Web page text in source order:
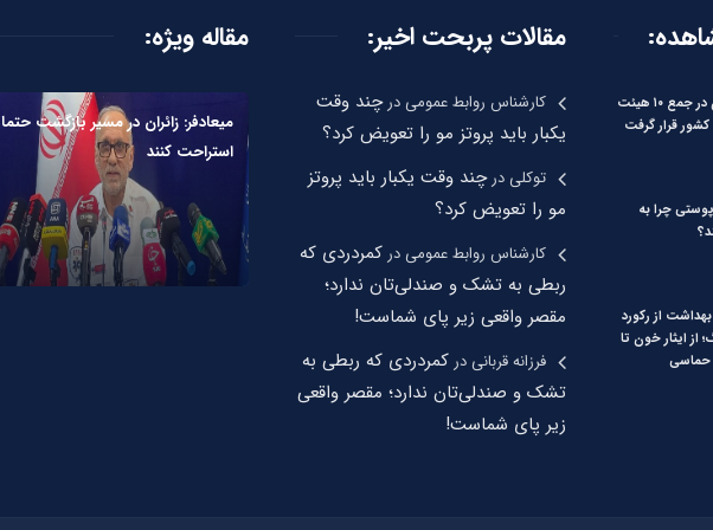
بیات: مرکزی در جمع ۱۰ هیئت
کشور قرار گرفت
چرا به
از رکورد
از ایثار خون تا
حماسی
مقالات پربحت اخیر:
کارشناس روابط عمومیدرچند وقت
یکبار باید پروتز مو را تعویض کرد؟
توکلیدرچند وقت یکبار باید پروتز
مو را تعویض کرد؟
کارشناس روابط عمومیدر کمردردی که
ربطی به تشک و صندلی‌تان ندارد؛
مقصر واقعی زیر پای شماست!
فرزانه قربانیدر کمردردی که ربطی به
تشک و صندلی‌تان ندارد؛ مقصر واقعی
زیر پای شماست!
مقاله ویژه:
میعادفر: زائران در مسیر بازگشت حتما
استراحت کنند